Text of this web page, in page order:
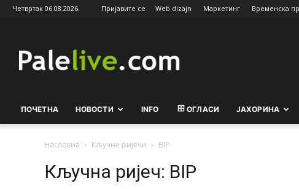
Четвртак 06.08.2026. Пријавите се Web dizajn Маркетинг Временска
ПОЧЕТНА НОВОСТИ INFO ОГЛАСИ ЈАХОРИНА
Насловна Кључне ријечи BIP
Кључна ријеч: BIP